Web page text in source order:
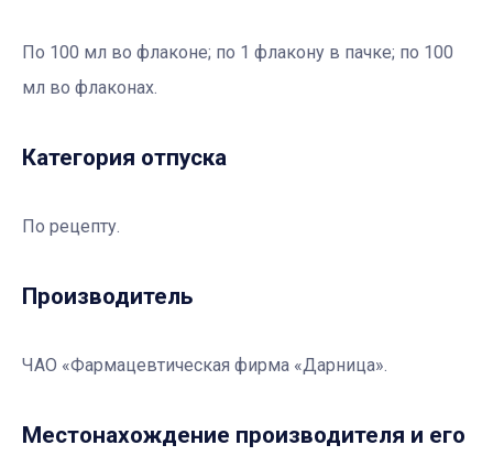
По 100 мл во флаконе; по 1 флакону в пачке; по 100
мл во флаконах.
Категория отпуска
По рецепту.
Производитель
ЧАО «Фармацевтическая фирма «Дарница».
Местонахождение производителя и его